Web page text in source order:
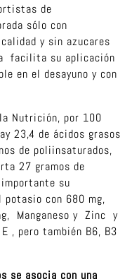
de
sólo con
y sin azucares
facilita su aplicación
en el desayuno y con
Nutrición, por 100
23,4 de ácidos grasos
de poliinsaturados,
27 gramos de
su
con 680 mg,
Manganeso y Zinc y
, pero también B6, B3
se asocia con una